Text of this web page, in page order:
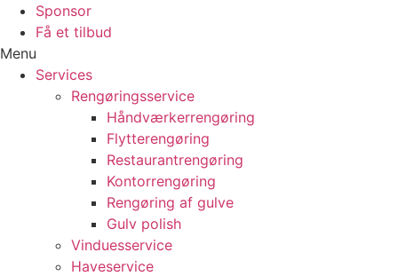
Sponsor
Få et tilbud
Menu
Services
Rengøringsservice
Håndværkerrengøring
Flytterengøring
Restaurantrengøring
Kontorrengøring
Rengøring af gulve
Gulv polish
Vinduesservice
Haveservice